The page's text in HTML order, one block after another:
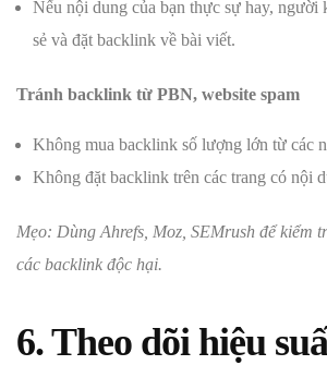
Nếu nội dung của bạn thực sự hay, người
sẻ và đặt backlink về bài viết.
Tránh backlink từ PBN, website spam
Không mua backlink số lượng lớn từ các
Không đặt backlink trên các trang có nội
Mẹo: Dùng Ahrefs, Moz, SEMrush để kiểm
các backlink độc hại.
6. Theo dõi hiệu